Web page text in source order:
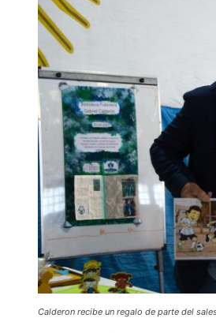
Calderon recibe un regalo de parte del